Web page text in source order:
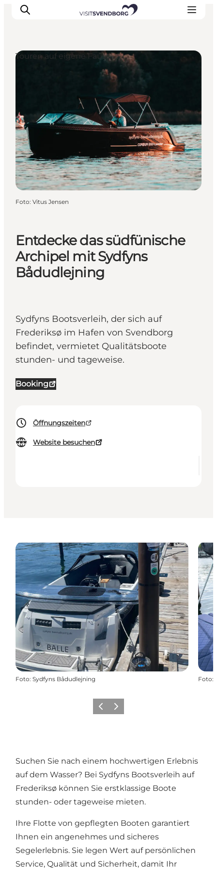
Essen und Trinken
Shopping in Svendborg
Übernachtung
Den Urlaub planen
Entdecke das südfünische
Archipel mit Sydfyns
Bådudlejning
Sydfyns Bootsverleih, der sich auf
Frederiksø im Hafen von Svendborg
befindet, vermietet Qualitätsboote
stunden- und tageweise.
Booking
Öffnungszeiten
Website besuchen
Touren auf eigene Faust
Foto: Vitus Jensen
Foto: Sydfyns Bådudlejning Foto:
Vorherige Folie
Nächste Folie
Suchen Sie nach einem hochwertigen Erlebnis
auf dem Wasser? Bei Sydfyns Bootsverleih auf
Frederiksø können Sie erstklassige Boote
stunden- oder tageweise mieten.
Ihre Flotte von gepflegten Booten garantiert
Ihnen ein angenehmes und sicheres
Segelerlebnis. Sie legen Wert auf persönlichen
Service, Qualität und Sicherheit, damit Ihr